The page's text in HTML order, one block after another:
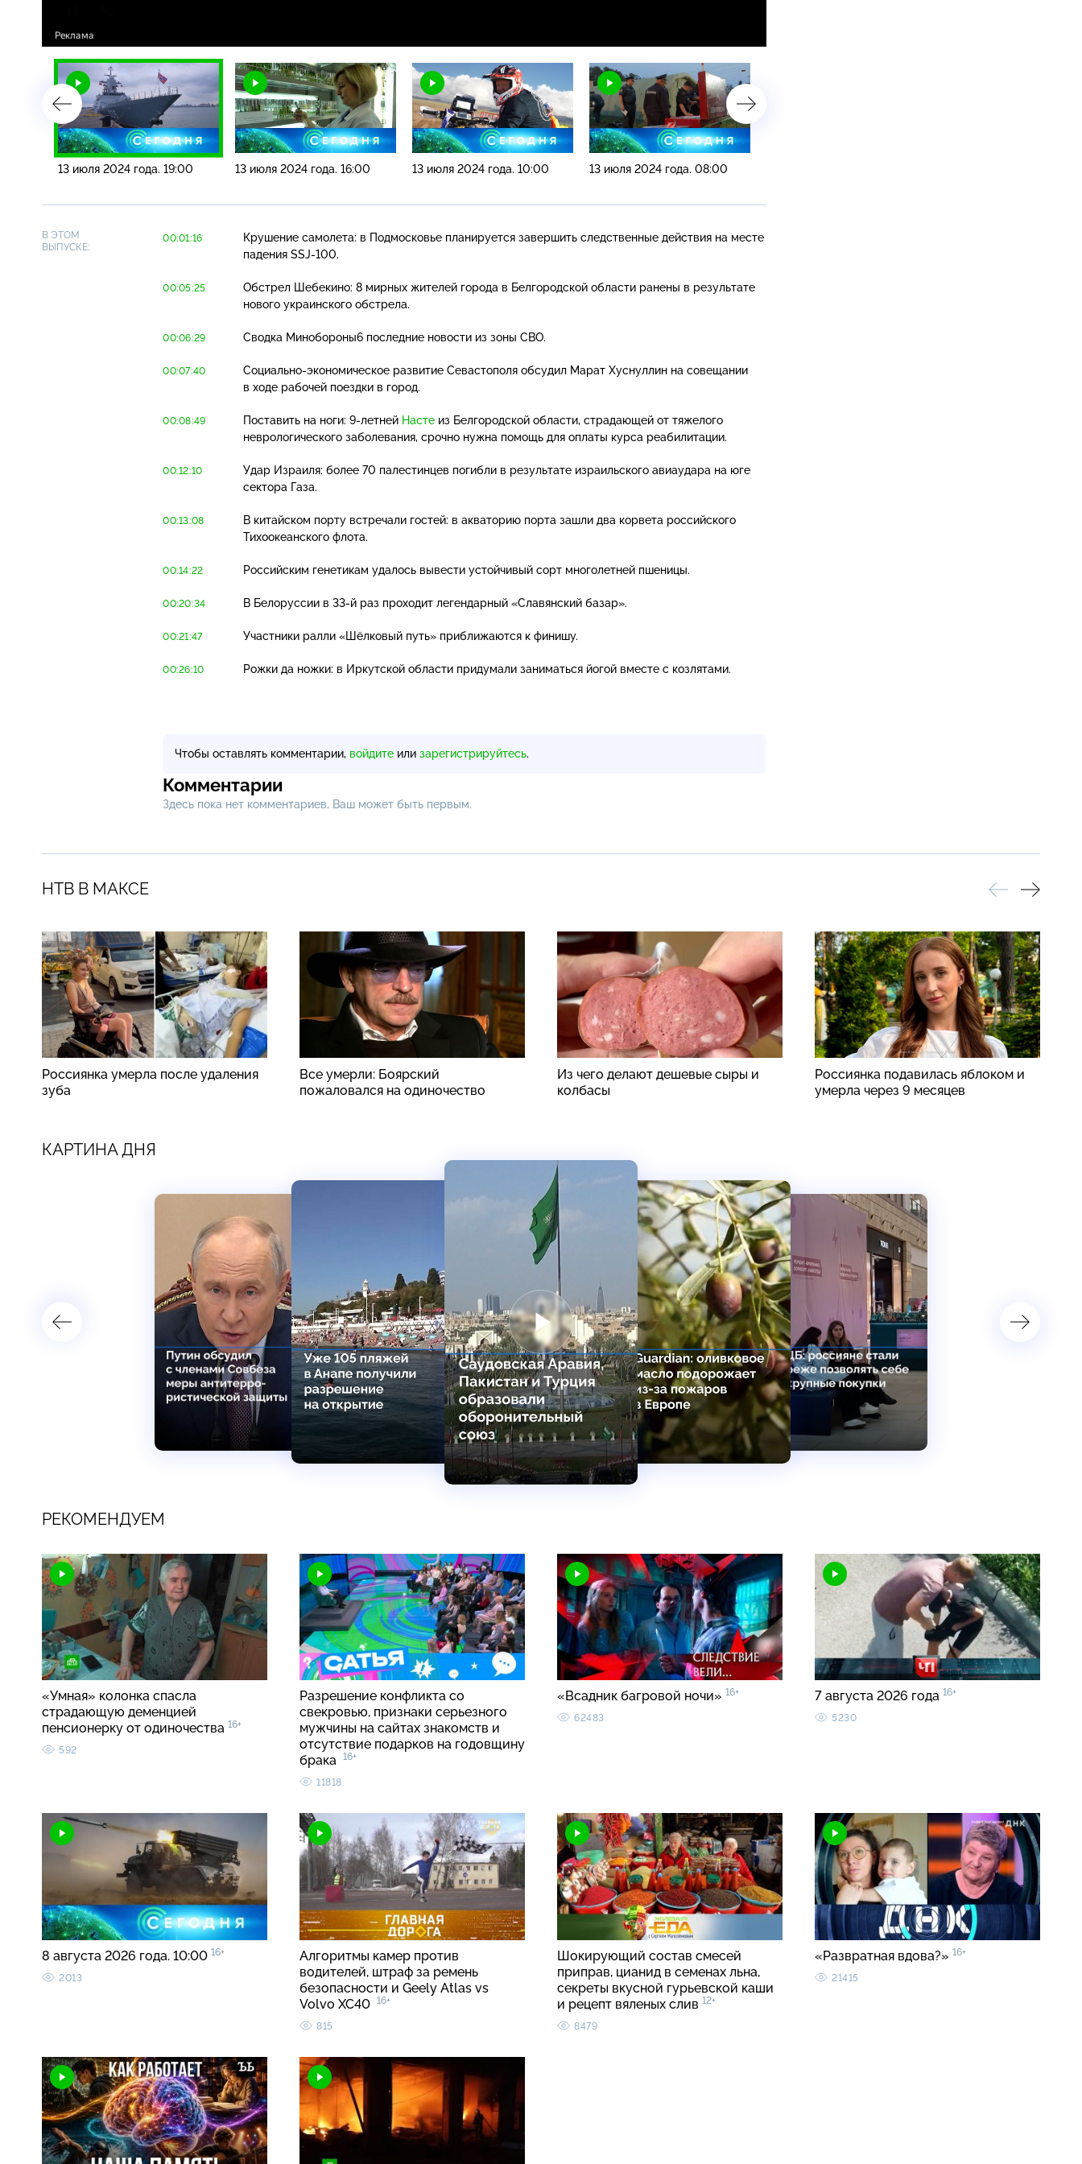
13 июля 2024 года. 19:00 13 июля 2024 года. 16:00 13 июля 2024 года. 10:00 13 июля 2024 года. 08:00
В ЭТОМ
ВЫПУСКЕ:
00:01:16
Крушение самолета: в Подмосковье планируется завершить следственные действия на месте
падения SSJ-100.
00:05:25
Обстрел Шебекино: 8 мирных жителей города в Белгородской области ранены в результате
нового украинского обстрела.
00:06:29 Сводка Минобороны6 последние новости из зоны СВО.
00:07:40 Социально-экономическое развитие Севастополя обсудил Марат Хуснуллин на совещании
в ходе рабочей поездки в город.
00:08:49 Поставить на ноги: 9-летней Насте из Белгородской области, страдающей от тяжелого
неврологического заболевания, срочно нужна помощь для оплаты курса реабилитации.
00:12:10
Удар Израиля: более 70 палестинцев погибли в результате израильского авиаудара на юге
сектора Газа.
00:13:08
В китайском порту встречали гостей: в акваторию порта зашли два корвета российского
Тихоокеанского флота.
00:14:22 Российским генетикам удалось вывести устойчивый сорт многолетней пшеницы.
00:20:34 В Белоруссии в 33-й раз проходит легендарный «Славянский базар».
00:21:47 Участники ралли «Шёлковый путь» приближаются к финишу.
00:26:10 Рожки да ножки: в Иркутской области придумали заниматься йогой вместе с козлятами.
Чтобы оставлять комментарии, войдите или зарегистрируйтесь.
Комментарии
Здесь пока нет комментариев, Ваш может быть первым.
НТВ В МАКСЕ
Россиянка умерла после удаления
зуба
Все умерли: Боярский
пожаловался на одиночество
Из чего делают дешевые сыры и
колбасы
Россиянка подавилась яблоком и
умерла через 9 месяцев
КАРТИНА ДНЯ
РЕКОМЕНДУЕМ
«Умная» колонка спасла
страдающую деменцией
пенсионерку от одиночества 16+
592
Разрешение конфликта со
свекровью, признаки серьезного
мужчины на сайтах знакомств и
отсутствие подарков на годовщину
брака 16+
11818
«Всадник багровой ночи» 16+
62483
7 августа 2026 года 16+
5230
8 августа 2026 года. 10:00 16+
2013
Алгоритмы камер против
водителей, штраф за ремень
безопасности и Geely Atlas vs
Volvo XC40 16+
815
Шокирующий состав смесей
приправ, цианид в семенах льна,
секреты вкусной гурьевской каши
и рецепт вяленых слив 12+
8479
«Развратная вдова?» 16+
21415